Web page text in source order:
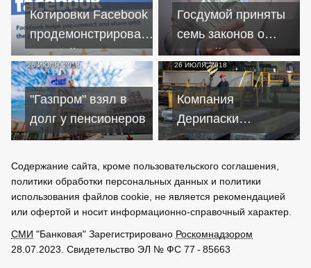
отменяется
Котировки Facebook
продемонстрировали
крупнейшее падение
в истории
Госдумой приняты
семь законов о
"российских
офшорах"
26 ИЮЛЯ, 2018
"Газпром" взял в
долг у пенсионеров
26 ИЮЛЯ, 2018
Компания
Дерипаски
надеется на
в ВТБ и
приостановку
санкций
Содержание сайта, кроме пользовательского соглашения,
политики обработки персональных данных и политики
использования файлов cookie, не является рекомендацией
или офертой и носит информационно-справочный характер.
СМИ "Банковая" Зарегистрировано Роскомнадзором
28.07.2023. Свидетельство ЭЛ № ФС 77 - 85663